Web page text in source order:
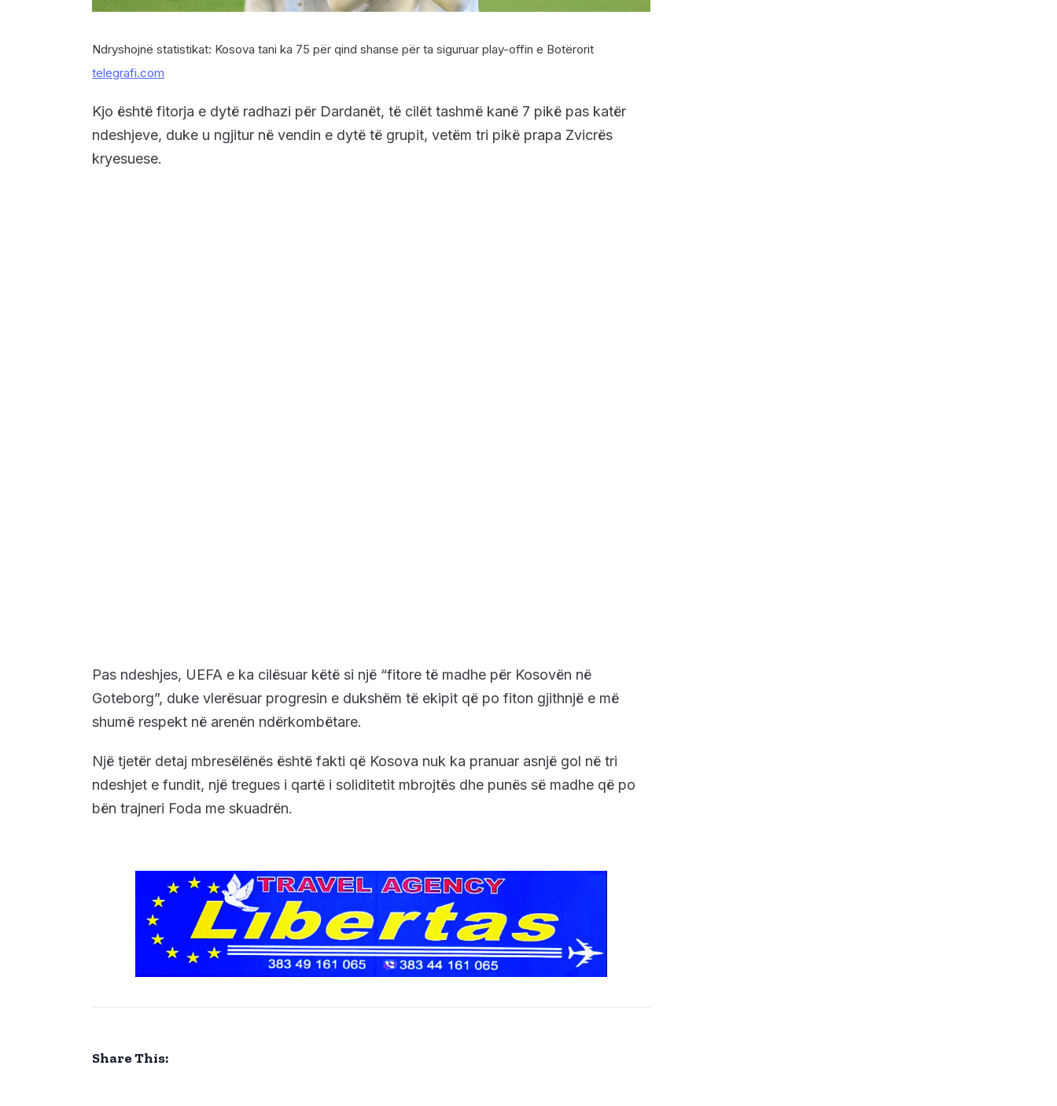
Ndryshojnë statistikat: Kosova tani ka 75 për qind shanse për ta siguruar play-offin e Botërorit
telegrafi.com
Kjo është fitorja e dytë radhazi për Dardanët, të cilët tashmë kanë 7 pikë pas katër
ndeshjeve, duke u ngjitur në vendin e dytë të grupit, vetëm tri pikë prapa Zvicrës
kryesuese.
Pas ndeshjes, UEFA e ka cilësuar këtë si një “fitore të madhe për Kosovën në
Goteborg”, duke vlerësuar progresin e dukshëm të ekipit që po fiton gjithnjë e më
shumë respekt në arenën ndërkombëtare.
Një tjetër detaj mbresëlënës është fakti që Kosova nuk ka pranuar asnjë gol në tri
ndeshjet e fundit, një tregues i qartë i soliditetit mbrojtës dhe punës së madhe që po
bën trajneri Foda me skuadrën.
Share This: